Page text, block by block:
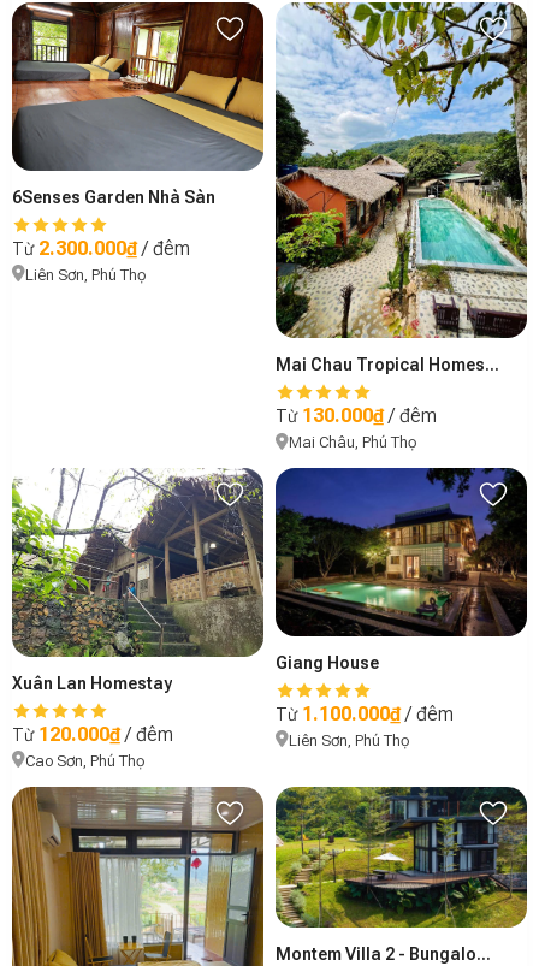
6Senses Garden Nhà Sàn
Từ 2.300.000₫/ đêm
Liên Sơn, Phú Thọ
Mai Chau Tropical Homestay
Từ 130.000₫/ đêm
Mai Châu, Phú Thọ
Xuân Lan Homestay
Từ 120.000₫/ đêm
Cao Sơn, Phú Thọ
Giang House
Từ 1.100.000₫/ đêm
Liên Sơn, Phú Thọ
Montem Villa 2 - Bungalow Thiển Điểu & Mẫu Đơn